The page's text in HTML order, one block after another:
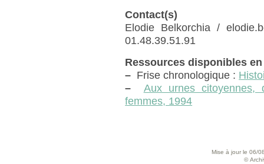
Contact(s)
Elodie Belkorchia /
01.48.39.51.91
Ressources disponibles
– Frise chronologique :
–
Aux urnes
femmes, 1994
Mise à jour le 06/
©